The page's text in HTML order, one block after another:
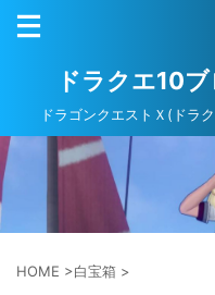
ドラクエ10
ドラゴンクエストＸ(ドラ
HOME >白宝箱 >